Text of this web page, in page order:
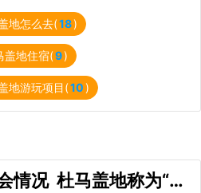
地怎么去(18)
盖地住宿(9)
地游玩项目(10)
菲律宾杜马盖地省会情况 杜马盖地称为“大学城”原因